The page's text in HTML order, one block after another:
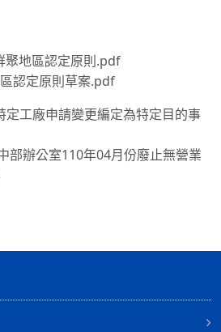
聚地區認定原則.pdf
認定原則草案.pdf
定工廠申請變更編定為特定目的事
部辦公室110年04月份廢止無營業